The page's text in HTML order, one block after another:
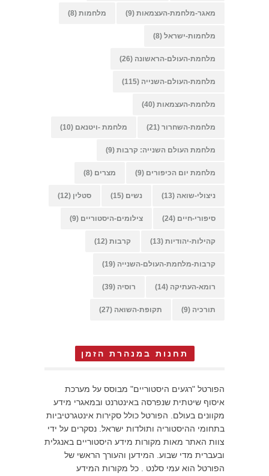
מאגר-מלחמת-העצמאות (9) מלחמות (8)
מלחמות-ישראל (8)
מלחמת-העולם-הראשונה (26)
מלחמת-העולם-השנייה (115)
מלחמת-העצמאות (40)
מלחמת-השחרור (21) מלחמת -ויטנאם (10)
מלחמת העולם השנייה: קרבות (9)
מלחמת יום הכיפורים (9) מצרים (8)
ניצולי-שואה (13) נשים (15) סטלין (12)
סיפורי-חיים (24) צילומים-היסטוריים (9)
קהילות-יהודיות (13) קרבות (12)
קרבות-מלחמת-העולם-השנייה (19)
רומא-העתיקה (14) רוסיה (39)
תורכיה (9) תקופת-השואה (27)
תחנות במנהרת הזמן
הפורטל "רגעים היסטוריים" מבוסס על מערכת
איסוף שיטתית שנפרסה באינטרנט ובמאגרי מידע
מקוונים בעולם. הפורטל כולל סקירות אינטגרטיביות
בתחומי ההיסטוריה ותולדות ישראל. נסקרים על ידי
צוות האתר מאות מקורות מידע היסטוריים באנגלית
ובעברית מדי שבוע. המידען והעורך הראשי של
הפורטל הוא עמי סלנט . כל מקורות המידע